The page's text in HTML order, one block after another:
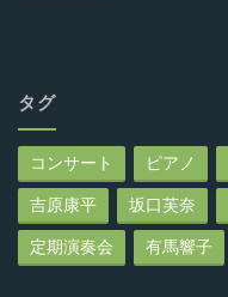
タグ
コンサート ピアノ
吉原康平
坂口芙奈
定期演奏会
有馬響子